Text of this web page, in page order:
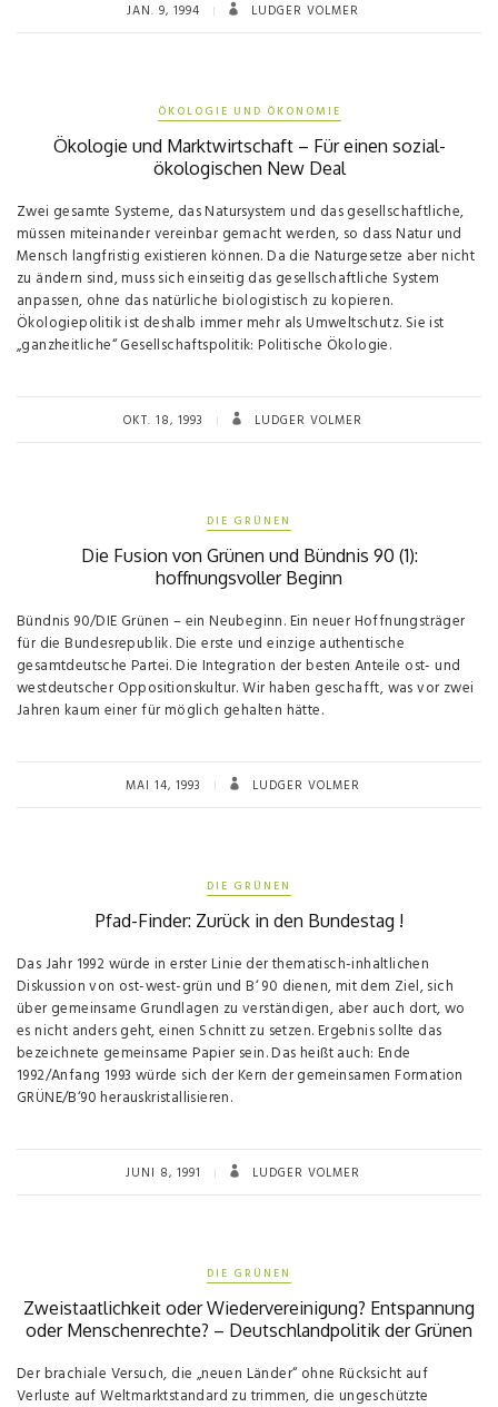
JAN. 9, 1994 LUDGER VOLMER
ÖKOLOGIE UND ÖKONOMIE
Ökologie und Marktwirtschaft – Für einen sozial-
ökologischen New Deal
Zwei ge­samte Systeme, das Natursystem und das gesellschaftliche,
müssen miteinan­der vereinbar gemacht werden, so dass Na­tur und
Mensch langfristig existieren können. Da die Naturge­setze aber nicht
zu ändern sind, muss sich einseitig das ge­sellschaftliche System
anpassen, ohne das natürliche biologistisch zu ko­pieren.
Ökologiepolitik ist deshalb immer mehr als Umweltschutz. Sie ist
„ganzheitliche“ Gesellschafts­politik: Politi­sche Ökologie.
OKT. 18, 1993 LUDGER VOLMER
DIE GRÜNEN
Die Fusion von Grünen und Bündnis 90 (1):
hoffnungsvoller Beginn
Bündnis 90/DIE Grünen – ein Neubeginn. Ein neuer Hoffnungsträger
für die Bundesrepublik. Die erste und einzige authentische
gesamtdeutsche Partei. Die Integration der besten Anteile ost- und
westdeutscher Oppositionskultur. Wir haben geschafft, was vor zwei
Jahren kaum einer für möglich gehalten hätte.
MAI 14, 1993 LUDGER VOLMER
DIE GRÜNEN
Pfad-Finder: Zurück in den Bundestag !
Das Jahr 1992 würde in erster Linie der thematisch-inhaltlichen
Diskussion von ost-west-grün und B‘ 90 dienen, mit dem Ziel, sich
über gemeinsame Grundlagen zu verständigen, aber auch dort, wo
es nicht anders geht, einen Schnitt zu setzen. Ergebnis sollte das
bezeichnete gemeinsame Papier sein. Das heißt auch: Ende
1992/Anfang 1993 würde sich der Kern der gemeinsamen Formation
GRÜNE/B‘90 herauskristallisieren.
JUNI 8, 1991 LUDGER VOLMER
DIE GRÜNEN
Zweistaatlichkeit oder Wiedervereinigung? Entspannung
oder Menschenrechte? – Deutschlandpolitik der Grünen
Der brachiale Versuch, die „neuen Länder“ ohne Rücksicht auf
Verluste auf Weltmarktstandard zu trimmen, die ungeschützte